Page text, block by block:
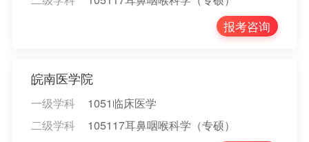
报考咨询
皖南医学院
一级学科
1051临床医学
二级学科
105117耳鼻咽喉科学（专硕）